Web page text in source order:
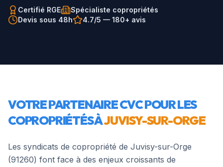
Certifié RGE
Spécialiste copropriétés
Devis sous 48h
4.7/5 — 180+ avis
VOTRE PARTENAIRE CVC POUR LES
COPROPRIÉTÉS ÀJUVISY-SUR-ORGE
Les syndicats de copropriété de Juvisy-sur-Orge
(91260) font face à des enjeux croissants de